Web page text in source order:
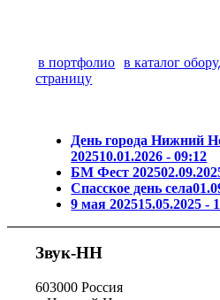
в портфолио в каталог
страницу
День города Нижний
202510.01.2026 - 09:12
БМ Фест 2025
Спасское день села
9 мая 202515.05.2025 -
Звук-НН
603000 Россия